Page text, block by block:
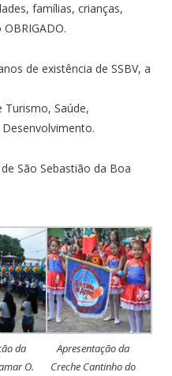
famílias, crianças,
de existência de SSBV, a
Turismo, Saúde,
São Sebastião da Boa
da
O.
Apresentação da
Creche Cantinho do